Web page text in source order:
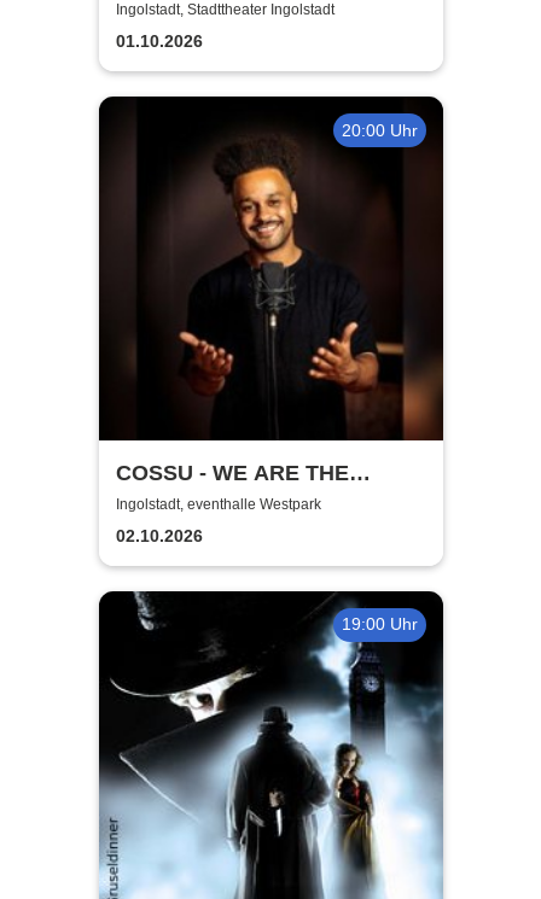
Ingolstadt, Stadttheater Ingolstadt
01.10.2026
20:00 Uhr
COSSU - WE ARE THE
GERMANS - Stand-Up
Comedy
Ingolstadt, eventhalle Westpark
02.10.2026
19:00 Uhr